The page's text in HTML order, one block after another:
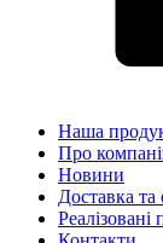
Наша
Про
Новини
Доставка та
Реалізовані